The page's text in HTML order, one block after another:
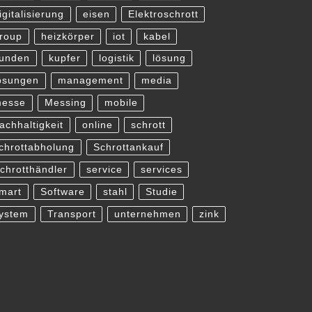
eisen Elektroschrott
heizkörper iot kabel
kupfer logistik lösung
management media
Messing mobile
online schrott
Schrottankauf
service services
Software stahl Studie
Transport unternehmen zink